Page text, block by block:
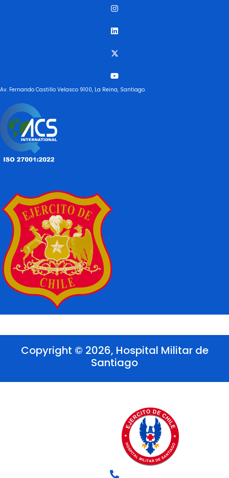
Av. Fernando Castillo Velasco 9100, La Reina, Santiago.
Copyright © 2026, Hospital Militar de
Santiago